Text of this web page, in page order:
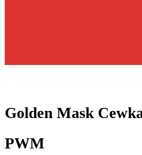
Golden Mask
PWM